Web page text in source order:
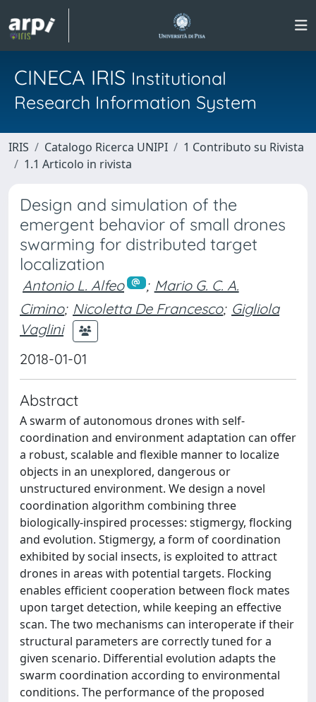
CINECA IRIS Institutional
Research Information System
IRIS Catalogo Ricerca UNIPI
1 Contributo su Rivista
1.1 Articolo in rivista
Design and simulation of the
emergent behavior of small drones
swarming for distributed target
localization
Antonio L. Alfeo ; Mario G. C. A.
Cimino; Nicoletta De Francesco; Gigliola
Vaglini
2018-01-01
Abstract
A swarm of autonomous drones with self-
coordination and environment adaptation can offer
a robust, scalable and flexible manner to localize
objects in an unexplored, dangerous or
unstructured environment. We design a novel
coordination algorithm combining three
biologically-inspired processes: stigmergy, flocking
and evolution. Stigmergy, a form of coordination
exhibited by social insects, is exploited to attract
drones in areas with potential targets. Flocking
enables efficient cooperation between flock mates
upon target detection, while keeping an effective
scan. The two mechanisms can interoperate if their
structural parameters are correctly tuned for a
given scenario. Differential evolution adapts the
swarm coordination according to environmental
conditions. The performance of the proposed